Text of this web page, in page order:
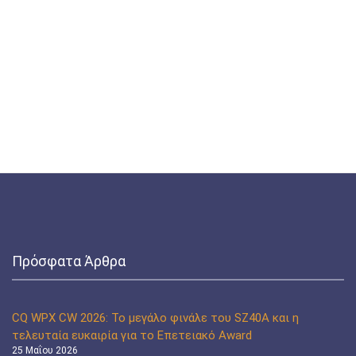
Πρόσφατα Άρθρα
CQ WPX CW 2026: Το μεγάλο φινάλε του SZ40A και η
τελευταία ευκαιρία για το Επετειακό Award
25 Μαΐου 2026